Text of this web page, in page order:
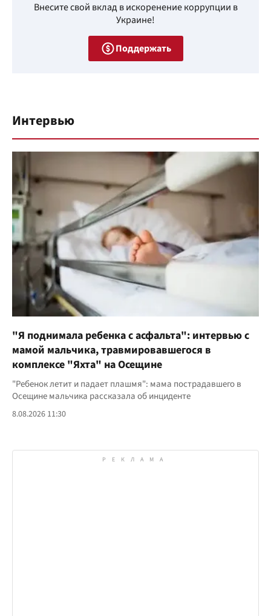
Внесите свой вклад в искоренение коррупции в
Украине!
Поддержать
Интервью
"Я поднимала ребенка с асфальта": интервью с
мамой мальчика, травмировавшегося в
комплексе "Яхта" на Осещине
"Ребенок летит и падает плашмя": мама пострадавшего в
Осещине мальчика рассказала об инциденте
8.08.2026 11:30